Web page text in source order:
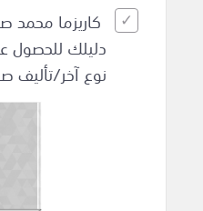
كاريزما محمد
دليلك للحصول
نوع آخر/تأليف